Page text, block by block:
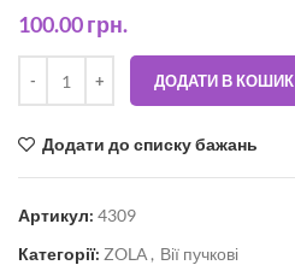
100.00грн.
ДОДАТИ В КОШИК
Додати до списку бажань
Артикул: 4309
Категорії: ZOLA , Вії пучкові